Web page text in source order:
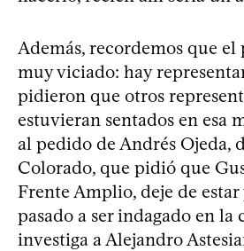
Además, recordemos que el
muy viciado: hay
pidieron que otros
estuvieran sentados en esa
al pedido de Andrés Ojeda,
Colorado, que pidió que
Frente Amplio, deje de
pasado a ser indagado en la
investiga a Alejandro